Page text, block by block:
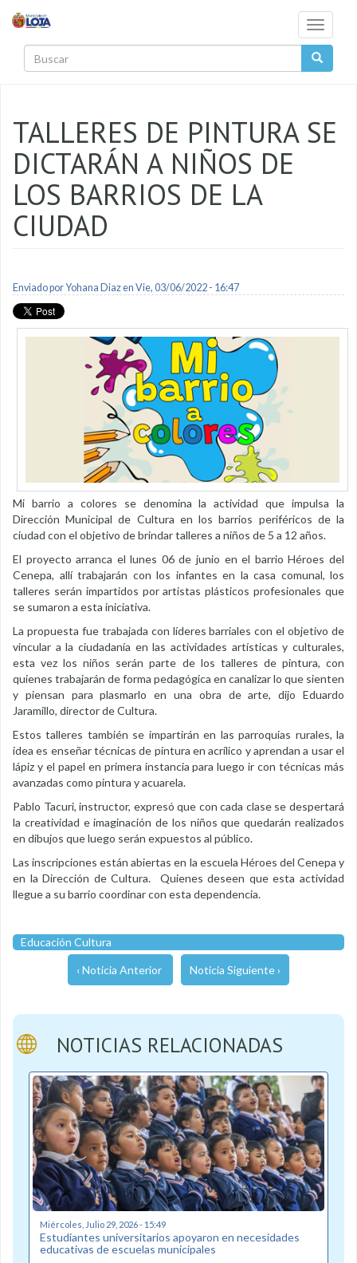
Toggle
TALLERES DE PINTURA SE
DICTARÁN A NIÑOS DE
LOS BARRIOS DE LA
CIUDAD
Enviado porYohana Diazen Vie, 03/06/2022 - 16:47
Mi barrio a colores se denomina la actividad que impulsa la
Dirección Municipal de Cultura en los barrios periféricos de la
ciudad con el objetivo de brindar talleres a niños de 5 a 12 años.
El proyecto arranca el lunes 06 de junio en el barrio Héroes del
Cenepa, allí trabajarán con los infantes en la casa comunal, los
talleres serán impartidos por artistas plásticos profesionales que
se sumaron a esta iniciativa.
La propuesta fue trabajada con líderes barriales con el objetivo de
vincular a la ciudadanía en las actividades artísticas y culturales,
esta vez los niños serán parte de los talleres de pintura, con
quienes trabajarán de forma pedagógica en canalizar lo que sienten
y piensan para plasmarlo en una obra de arte, dijo Eduardo
Jaramillo, director de Cultura.
Estos talleres también se impartirán en las parroquias rurales, la
idea es enseñar técnicas de pintura en acrílico y aprendan a usar el
lápiz y el papel en primera instancia para luego ir con técnicas más
avanzadas como pintura y acuarela.
Pablo Tacuri, instructor, expresó que con cada clase se despertará
la creatividad e imaginación de los niños que quedarán realizados
en dibujos que luego serán expuestos al público.
Las inscripciones están abiertas en la escuela Héroes del Cenepa y
en la Dirección de Cultura. Quienes deseen que esta actividad
llegue a su barrio coordinar con esta dependencia.
Educación Cultura
‹ Noticia Anterior Noticia Siguiente ›
NOTICIAS RELACIONADAS
Miércoles, Julio 29, 2026 - 15:49
Estudiantes universitarios apoyaron en necesidades
educativas de escuelas municipales